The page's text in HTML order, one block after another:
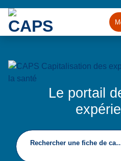
Le portail
Rechercher une fiche de